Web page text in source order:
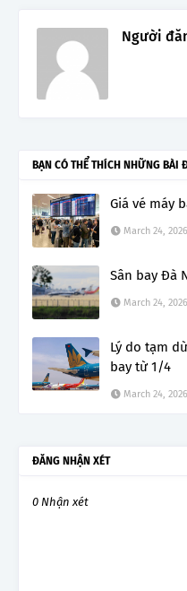
Người
BẠN CÓ THỂ THÍCH NHỮNG BÀI
Giá vé máy
March 24, 2026
Sân bay Đà
March 24, 2026
Lý do tạm
bay từ 1/4
March 24, 2026
ĐĂNG NHẬN XÉT
0 Nhận xét